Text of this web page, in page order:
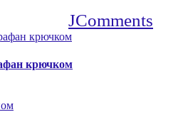
JComments
крючком